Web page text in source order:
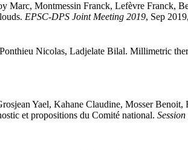
Marc, Montmessin Franck, Lefèvre Franck,
. EPSC-DPS Joint Meeting 2019, Sep
Ponthieu Nicolas, Ladjelate Bilal. Millimetric
Yael, Kahane Claudine, Mosser Benoit,
et propositions du Comité national.